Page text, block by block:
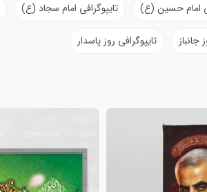
امام حسین (ع) تایپوگرافی امام سجاد (ع)
جانباز تایپوگرافی روز پاسدار